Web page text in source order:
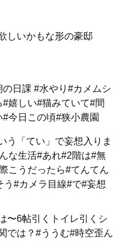
しいかもな形の豪邸
日課 #水やり#カメムシ
嬉しい#猫みていて#間
今日この頃#狭小農園
う「てい」で妄想入りま
な生活#あれ#2階は#無
こうだったら#てんてん
う#カメラ目線#で#妄想
〜6帖引くトイレ引くシ
では？#ううむ#時空歪ん